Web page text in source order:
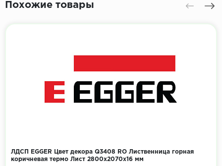
Похожие товары
ЛДСП EGGER Цвет декора Q3408 RO Лиственница горная
коричневая термо Лист 2800x2070х16 мм